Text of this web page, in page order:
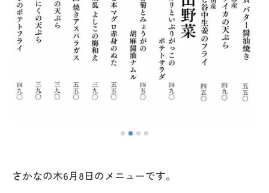
さかなの木6月8日のメニューです。